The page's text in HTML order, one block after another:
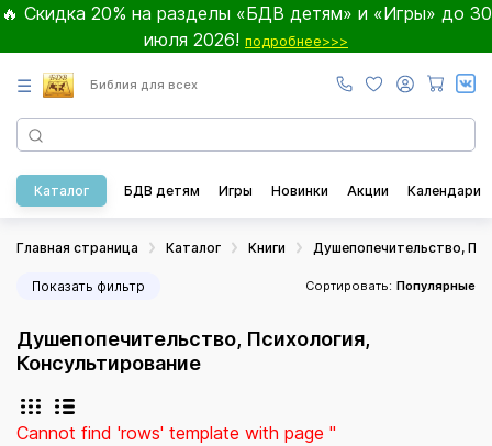
🔥 Скидка 20% на разделы «БДВ детям» и «Игры» до 30
июля 2026! подробнее>>>
☰ Библия для всех
Каталог БДВ детям Игры Новинки Акции Календари
Главная страница Каталог Книги Душепопечительство,
Показать фильтр Сортировать: Популярные
Душепопечительство, Психология,
Консультирование
Cannot find 'rows' template with page ''